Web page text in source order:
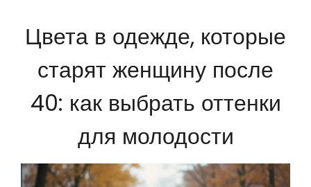
Цвета в одежде, которые
старят женщину после
40: как выбрать оттенки
для молодости